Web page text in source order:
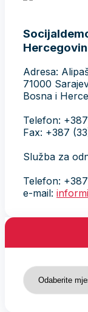
Adresa:
71000
Bosna i
Telefon:
Fax: +387
Služba za
Telefon:
e-mail:
Arhiva